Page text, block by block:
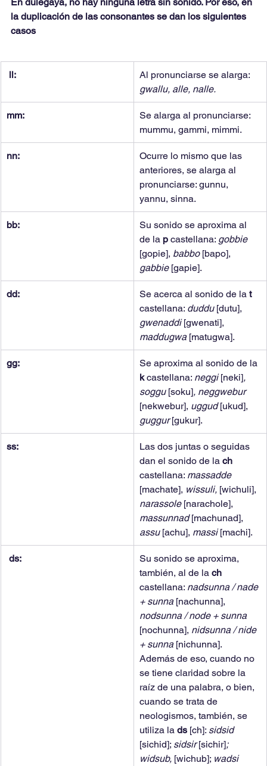
la duplicación de las consonantes se dan los siguientes
casos
ll:
Al pronunciarse se alarga:
gwallu, alle, nalle.
mm:
Se alarga al pronunciarse:
mummu, gammi, mimmi.
nn:
Ocurre lo mismo que las
anteriores, se alarga al
pronunciarse: gunnu,
yannu, sinna.
bb:
Su sonido se aproxima al
de la p castellana: gobbie
[gopie], babbo [bapo],
gabbie [gapie].
dd: Se acerca al sonido de la t
castellana: duddu [dutu],
gwenaddi [gwenati],
maddugwa [matugwa].
gg:
Se aproxima al sonido de la
k castellana: neggi [neki],
soggu [soku], neggwebur
[nekwebur], uggud [ukud],
guggur [gukur].
ss:
Las dos juntas o seguidas
dan el sonido de la ch
castellana: massadde
[machate], wissuli, [wichuli],
narassole [narachole],
massunnad [machunad],
assu [achu], massi [machi].
ds:
Su sonido se aproxima,
también, al de la ch
castellana: nadsunna / nade
+ sunna [nachunna],
nodsunna / node + sunna
[nochunna], nidsunna / nide
+ sunna [nichunna].
Además de eso, cuando no
se tiene claridad sobre la
raíz de una palabra, o bien,
cuando se trata de
neologismos, también, se
utiliza la ds [ch]: sidsid
[sichid]; sidsir [sichir];
widsub, [wichub]; wadsi